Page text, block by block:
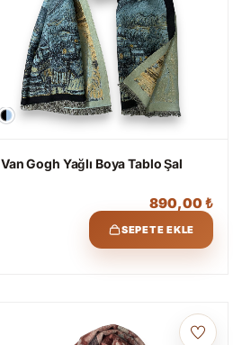
Van Gogh Yağlı Boya Tablo Şal
890,00₺
SEPETE EKLE